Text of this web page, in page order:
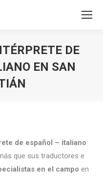
DE
EN SAN
de español – italiano
que sus traductores e
en el campo en